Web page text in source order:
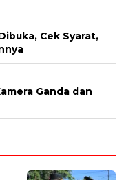
Cek Syarat,
Ganda dan